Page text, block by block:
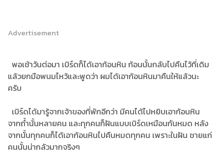
Advertisement
พอเช้าวันต่อมา เบิร์ดก็ได้เอาก้อนหิน ก้อนนั้นกลับไปคืนไว้ที่เดิม
แล้วยกมือพนมไหว้และพูดว่า ผมได้เอาก้อนหินมาคืนให้แล้วนะ
ครับ
เบิร์ดได้มารู้จากเจ้าของที่พักอีกว่า มีคนได้ไปหยิบเอาก้อนหิน
จากถ้ำนั้นหลายคน และทุกคนก็ฝันแบบเบิร์ดเหมือนกันหมด หลัง
จากนั้นทุกคนก็ได้เอาก้อนหินไปคืนหมดทุกคน เพราะในฝัน ชายแก่
คนนั้นน่ากลัวมากจริงๆ